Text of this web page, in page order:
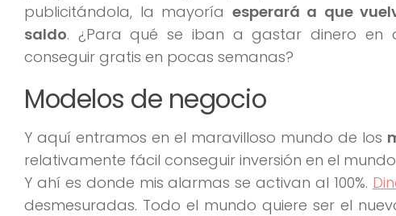
publicitándola, la mayoría esperará a que
saldo. ¿Para qué se iban a gastar dinero en
conseguir gratis en pocas semanas?
Modelos de negocio
Y aquí entramos en el maravilloso mundo de los
relativamente fácil conseguir inversión en el
Y ahí es donde mis alarmas se activan al 100%.
desmesuradas. Todo el mundo quiere ser el